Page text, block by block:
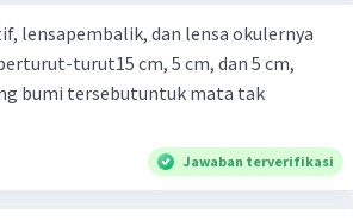
lensapembalik, dan lensa okulernya
turut15 cm, 5 cm, dan 5 cm,
bumi tersebutuntuk mata tak
Jawaban terverifikasi